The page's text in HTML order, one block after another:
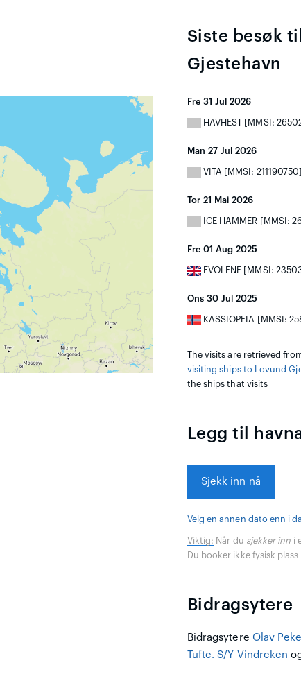
Siste besøk
Gjestehavn
Fre 31 Jul 2026
HAVHEST [MMSI:
Man 27 Jul 2026
VITA [MMSI: 211190750]
Tor 21 Mai 2026
ICE HAMMER [MMSI:
Fre 01 Aug 2025
EVOLENE [MMSI:
Ons 30 Jul 2025
KASSIOPEIA [MMSI:
The visits are retrieved
visiting ships to Lovund
the ships that visits
Legg til
Sjekk inn nå
Velg en annen dato enn i
Viktig: Når du sjekker inn i
Du booker ikke fysisk plass
Bidragsytere
Bidragsytere Olav
Tufte. S/Y Vindreken